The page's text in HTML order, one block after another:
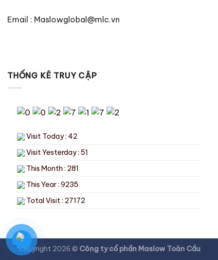
Email : Maslowglobal@mlc.vn
THỐNG KÊ TRUY CẬP
Visit Today : 42
Visit Yesterday : 51
This Month : 281
This Year : 9235
Total Visit : 27172
Copyright 2026 © Công ty cổ phần Maslow Toàn Cầu